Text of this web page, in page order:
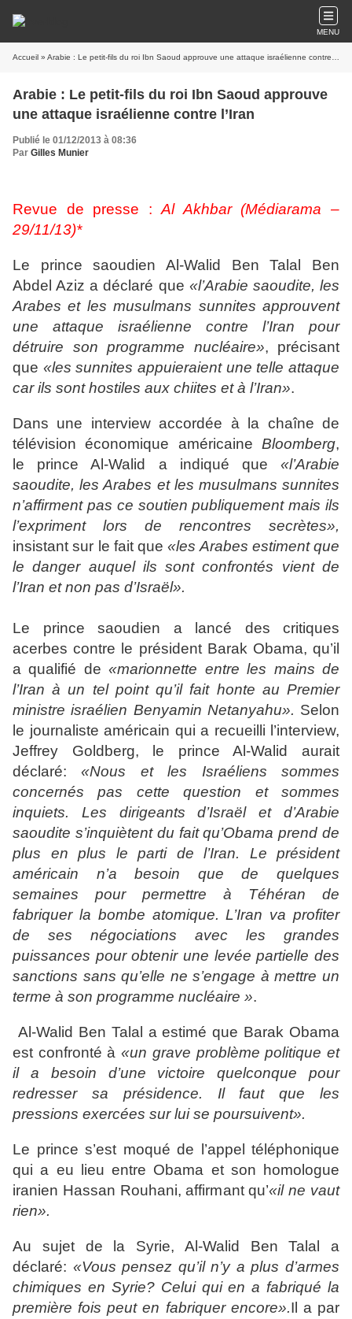
MENU
Accueil » Arabie : Le petit-fils du roi Ibn Saoud approuve une attaque israélienne contre l’Iran
Arabie : Le petit-fils du roi Ibn Saoud approuve
une attaque israélienne contre l’Iran
Publié le 01/12/2013 à 08:36
Par Gilles Munier
Revue de presse :Al Akhbar (Médiarama –
29/11/13)*
Le prince saoudien Al-Walid Ben Talal Ben
Abdel Aziz a déclaré que «l’Arabie saoudite, les
Arabes et les musulmans sunnites approuvent
une attaque israélienne contre l’Iran pour
détruire son programme nucléaire», précisant
que «les sunnites appuieraient une telle attaque
car ils sont hostiles aux chiites et à l’Iran».
Dans une interview accordée à la chaîne de
télévision économique américaine Bloomberg,
le prince Al-Walid a indiqué que «l’Arabie
saoudite, les Arabes et les musulmans sunnites
n’affirment pas ce soutien publiquement mais ils
l’expriment lors de rencontres secrètes»,
insistant sur le fait que«les Arabes estiment que
le danger auquel ils sont confrontés vient de
l’Iran et non pas d’Israël».
Le prince saoudien a lancé des critiques
acerbes contre le président Barak Obama, qu’il
a qualifié de«marionnette entre les mains de
l’Iran à un tel point qu’il fait honte au Premier
ministre israélien Benyamin Netanyahu». Selon
le journaliste américain qui a recueilli l’interview,
Jeffrey Goldberg, le prince Al-Walid aurait
déclaré:«Nous et les Israéliens sommes
concernés pas cette question et sommes
inquiets. Les dirigeants d’Israël et d’Arabie
saoudite s’inquiètent du fait qu’Obama prend de
plus en plus le parti de l’Iran. Le président
américain n’a besoin que de quelques
semaines pour permettre à Téhéran de
fabriquer la bombe atomique. L’Iran va profiter
de ses négociations avec les grandes
puissances pour obtenir une levée partielle des
sanctions sans qu’elle ne s’engage à mettre un
terme à son programme nucléaire ».
Al-Walid Ben Talal a estimé que Barak Obama
est confronté à«un grave problème politique et
il a besoin d’une victoire quelconque pour
redresser sa présidence. Il faut que les
pressions exercées sur lui se poursuivent».
Le prince s’est moqué de l’appel téléphonique
qui a eu lieu entre Obama et son homologue
iranien Hassan Rouhani, affirmant qu’«il ne vaut
rien».
Au sujet de la Syrie, Al-Walid Ben Talal a
déclaré: «Vous pensez qu’il n’y a plus d’armes
chimiques en Syrie? Celui qui en a fabriqué la
première fois peut en fabriquer encore».Il a par